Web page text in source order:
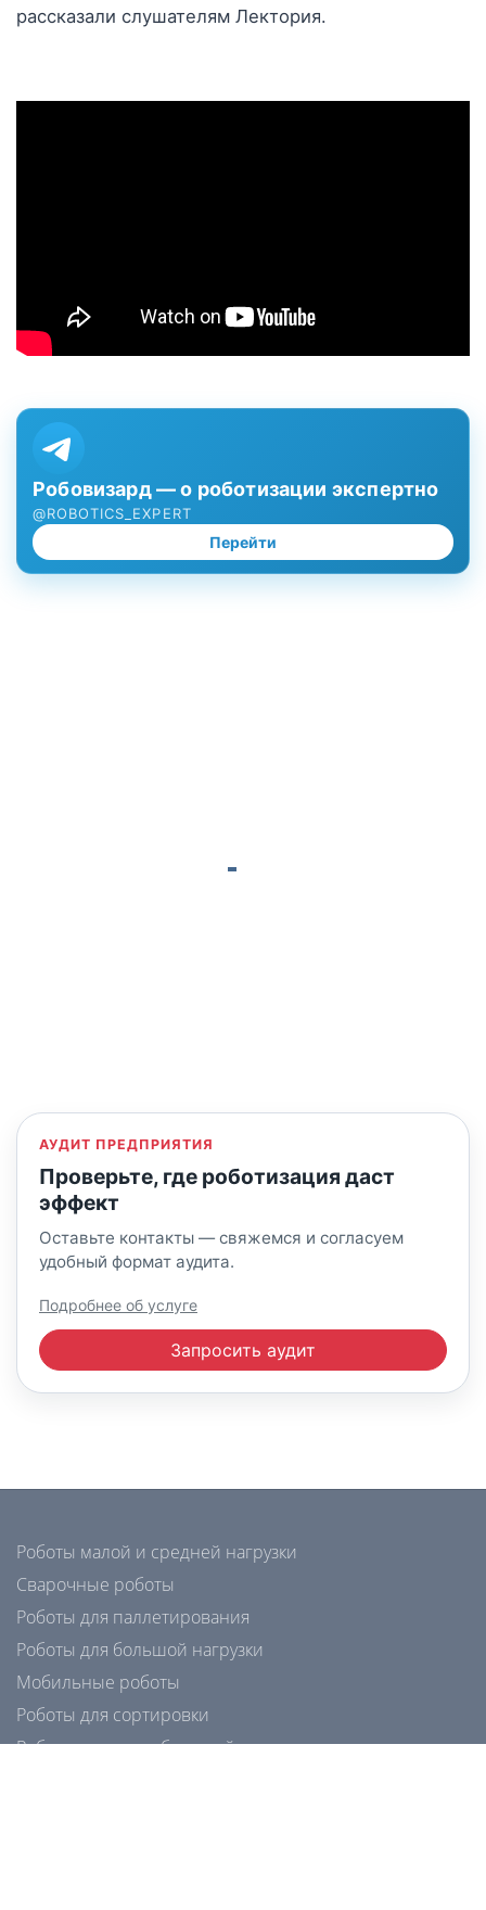
рассказали слушателям Лектория.
Робовизард — о роботизации экспертно
@ROBOTICS_EXPERT
Перейти
АУДИТ ПРЕДПРИЯТИЯ
Проверьте, где роботизация даст
эффект
Оставьте контакты — свяжемся и согласуем
удобный формат аудита.
Подробнее об услуге
Запросить аудит
Роботы малой и средней нагрузки
Сварочные роботы
Роботы для паллетирования
Роботы для большой нагрузки
Мобильные роботы
Роботы для сортировки
Роботы для сверхбольшой нагрузки